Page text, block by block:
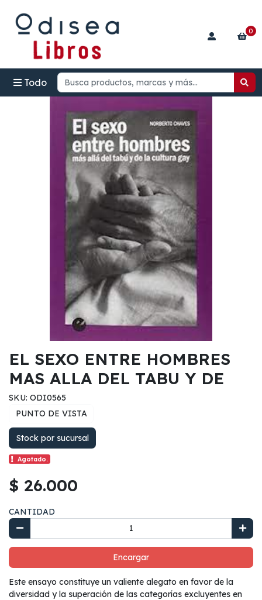
Todo
0
EL SEXO ENTRE HOMBRES
MAS ALLA DEL TABU Y DE
SKU: ODI0565
PUNTO DE VISTA
Stock por sucursal
Agotado.
$ 26.000
CANTIDAD
Encargar
Este ensayo constituye un valiente alegato en favor de la
diversidad y la superación de las categorías excluyentes en